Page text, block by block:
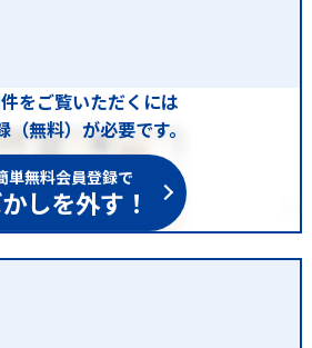
をご覧いただくには
（無料）が必要です。
単無料会員登録で
しを外す！